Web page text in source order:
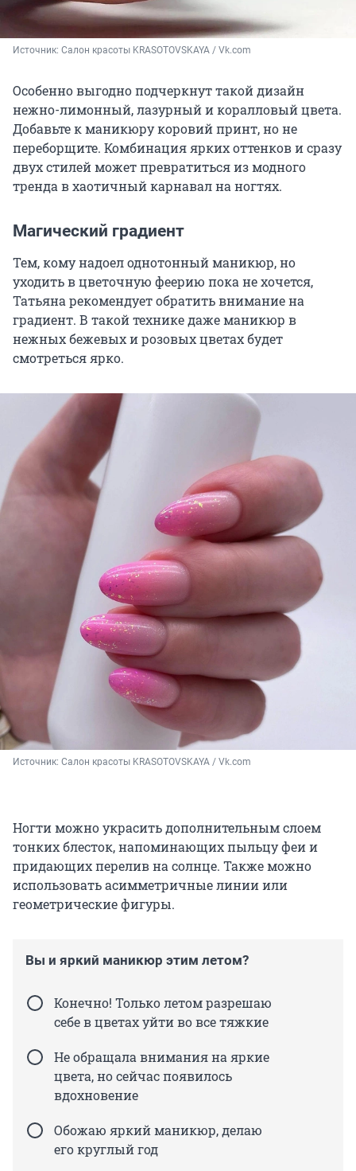
Источник: Салон красоты KRASOTOVSKAYA / Vk.com
Особенно выгодно подчеркнут такой дизайн
нежно-лимонный, лазурный и коралловый цвета.
Добавьте к маникюру коровий принт, но не
переборщите. Комбинация ярких оттенков и сразу
двух стилей может превратиться из модного
тренда в хаотичный карнавал на ногтях.
Магический градиент
Тем, кому надоел однотонный маникюр, но
уходить в цветочную феерию пока не хочется,
Татьяна рекомендует обратить внимание на
градиент. В такой технике даже маникюр в
нежных бежевых и розовых цветах будет
смотреться ярко.
Источник: Салон красоты KRASOTOVSKAYA / Vk.com
Ногти можно украсить дополнительным слоем
тонких блесток, напоминающих пыльцу феи и
придающих перелив на солнце. Также можно
использовать асимметричные линии или
геометрические фигуры.
Вы и яркий маникюр этим летом?
Конечно! Только летом разрешаю
себе в цветах уйти во все тяжкие
Не обращала внимания на яркие
цвета, но сейчас появилось
вдохновение
Обожаю яркий маникюр, делаю
его круглый год